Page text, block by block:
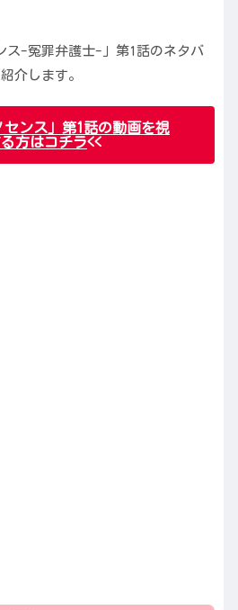
ス-冤罪弁護士-」第1話のネタバ
介します。
センス」第1話の動画を視
方はコチラ<<